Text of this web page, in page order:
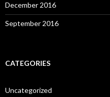
December 2016
September 2016
CATEGORIES
Uncategorized